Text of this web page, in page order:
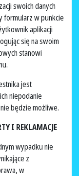
swoich danych
formularz w punkcie
aplikacji
się na swoim
stanowi
jest
niepodanie
będzie możliwe.
I REKLAMACJE
wypadku nie
z
w